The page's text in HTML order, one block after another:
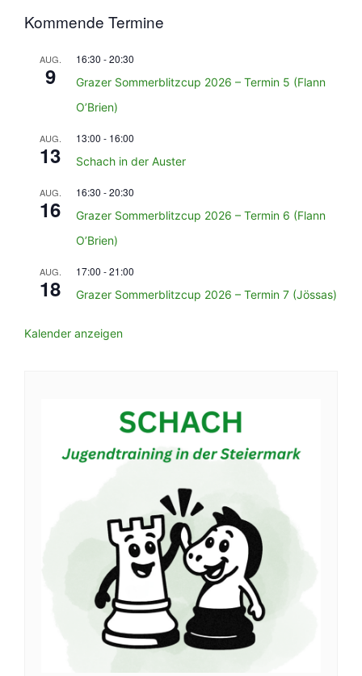
Kommende Termine
AUG.
9
16:30 -20:30
Grazer Sommerblitzcup 2026 – Termin 5 (Flann
O’Brien)
AUG.
13
13:00 - 16:00
Schach in der Auster
AUG.
16
16:30 -20:30
Grazer Sommerblitzcup 2026 – Termin 6 (Flann
O’Brien)
AUG.
18
17:00 -21:00
Grazer Sommerblitzcup 2026 – Termin 7 (Jössas)
Kalender anzeigen